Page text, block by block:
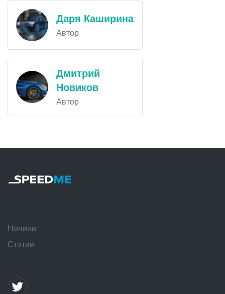
Даря Каширина
Автор
Дмитрий
Новиков
Автор
Новини
Статии